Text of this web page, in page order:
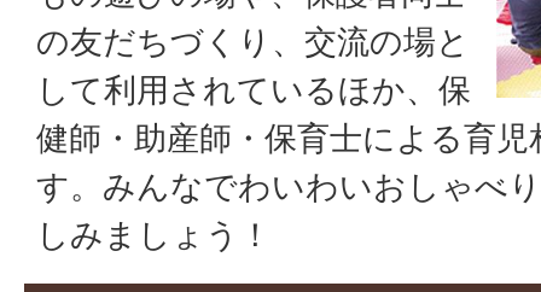
の友だちづくり、交流の場と
して利用されているほか、保
健師・助産師・保育士による育
す。みんなでわいわいおしゃべ
しみましょう！